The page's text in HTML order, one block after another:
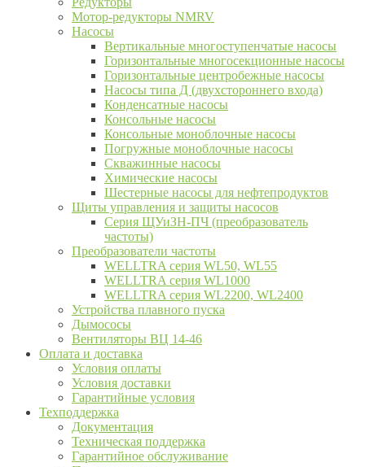
Мотор-редукторы NMRV
Насосы
Вертикальные многоступенчатые насосы
Горизонтальные многосекционные насосы
Горизонтальные центробежные насосы
Насосы типа Д (двухстороннего входа)
Конденсатные насосы
Консольные насосы
Консольные моноблочные насосы
Погружные моноблочные насосы
Скважинные насосы
Химические насосы
Шестерные насосы для нефтепродуктов
Щиты управления и защиты насосов
Серия ЩУиЗН-ПЧ (преобразователь
частоты)
Преобразователи частоты
WELLTRA cерия WL50, WL55
WELLTRA cерия WL1000
WELLTRA серия WL2200, WL2400
Устройства плавного пуска
Дымососы
Вентиляторы ВЦ 14-46
Оплата и доставка
Условия оплаты
Условия доставки
Гарантийные условия
Техподдержка
Документация
Техническая поддержка
Гарантийное обслуживание